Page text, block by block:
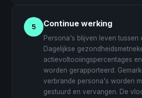
5 Continue werking
Persona's blijven leven tussen
Dagelijkse
actievoltooiingspercentages
worden gerapporteerd.
verbrande persona's worden
gestuurd en vervangen. De